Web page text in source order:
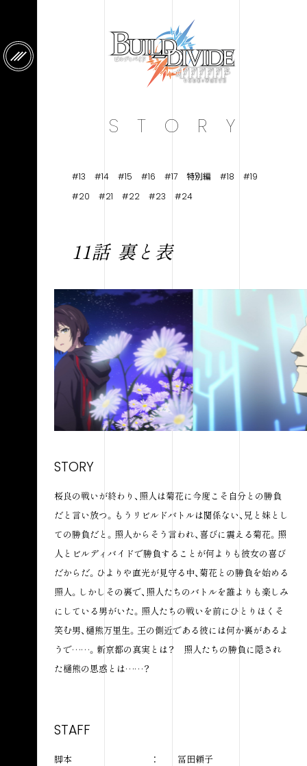
S T O R Y
#13 #14 #15 #16 #17 特別編 #18
#19
#20
#21 #22 #23 #24
11話 裏と表
STORY
桜良の戦いが終わり、照人は菊花に今度こそ自分との勝負
だと言い放つ。もうリビルドバトルは関係ない、兄と妹とし
ての勝負だと。照人からそう言われ、喜びに震える菊花。照
人とビルディバイドで勝負することが何よりも彼女の喜び
だからだ。ひよりや直光が見守る中、菊花との勝負を始める
照人。しかしその裏で、照人たちのバトルを誰よりも楽しみ
にしている男がいた。照人たちの戦いを前にひとりほくそ
笑む男、樋熊万里生。王の側近である彼には何か裏があるよ
うで……。新京都の真実とは？ 照人たちの勝負に隠され
た樋熊の思惑とは……？
STAFF
脚本
冨田頼子